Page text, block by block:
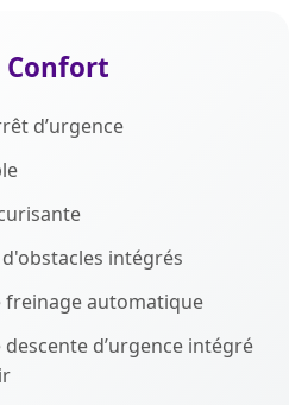
Confort
d’urgence
intégrés
freinage automatique
descente d’urgence intégré